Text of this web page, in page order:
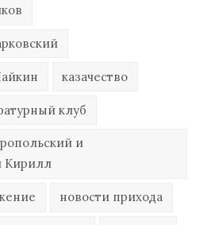
казачество
клуб
и
Кирилл
новости прихода